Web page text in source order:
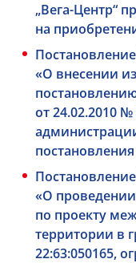
„Вега-Центр“
на
«О внесении
от 24.02.2010
«О
по проекту
территории в
22:63:050165,